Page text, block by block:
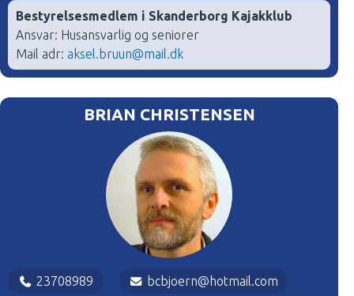
Bestyrelsesmedlem i Skanderborg Kajakklub
Ansvar: Husansvarlig og seniorer
Mail adr: aksel.bruun@mail.dk
BRIAN CHRISTENSEN
23708989 bcbjoern@hotmail.com